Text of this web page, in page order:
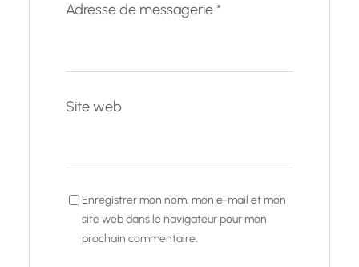
Adresse de messagerie*
Site web
Enregistrer mon nom, mon e-mail et mon
site web dans le navigateur pour mon
prochain commentaire.